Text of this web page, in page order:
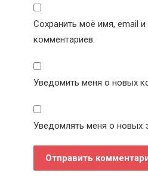
Сохранить моё имя, email
комментариев.
Уведомить меня о новых
Уведомлять меня о новых